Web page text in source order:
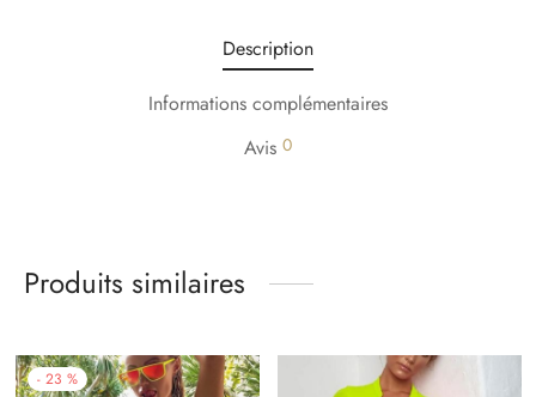
Description
Informations complémentaires
Avis 0
Produits similaires
- 23 %